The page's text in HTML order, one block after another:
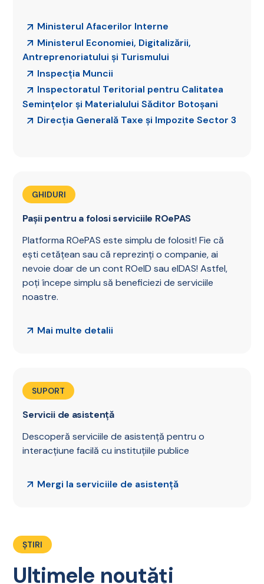
Ministerul Afacerilor Interne
Ministerul Economiei, Digitalizării,
Antreprenoriatului și Turismului
Inspecția Muncii
Inspectoratul Teritorial pentru Calitatea
Semințelor și Materialului Săditor Botoșani
Direcția Generală Taxe și Impozite Sector 3
GHIDURI
Pașii pentru a folosi serviciile ROePAS
Platforma ROePAS este simplu de folosit! Fie că
ești cetățean sau că reprezinți o companie, ai
nevoie doar de un cont ROeID sau eIDAS! Astfel,
poți începe simplu să beneficiezi de serviciile
noastre.
Mai multe detalii
SUPORT
Servicii de asistență
Descoperă serviciile de asistență pentru o
interacțiune facilă cu instituțiile publice
Mergi la serviciile de asistență
ȘTIRI
Ultimele noutăți